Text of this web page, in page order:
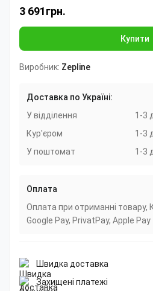
3 691грн.
Купити
Виробник: Zepline
Доставка по Україні:
У відділення
1-3
Кур'єром
1-3
У поштомат
1-3
Оплата
Оплата при отриманні товару,
Google Pay, PrivatPay, Apple Pay
Швидка доставка
Захищені платежі